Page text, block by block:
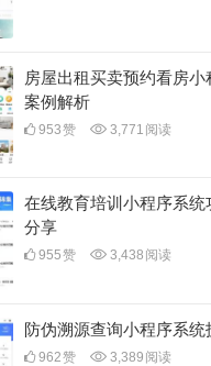
房屋出租买卖预约看房
案例解析
953赞 3,771 阅读
在线教育培训小程序系统
分享
955赞 3,438 阅读
防伪溯源查询小程序系
962赞 3,389 阅读